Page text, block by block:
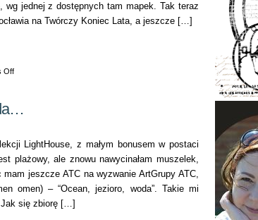
wg jednej z dostępnych tam mapek. Tak teraz
na Twórczy Koniec Lata, a jeszcze […]
Offon
scrap
morza
LightHouse, z małym bonusem w postaci
plażowy, ale znowu nawycinałam muszelek,
jeszcze ATC na wyzwanie ArtGrupy ATC,
omen) – “Ocean, jezioro, woda”. Takie mi
Jak się zbiorę […]